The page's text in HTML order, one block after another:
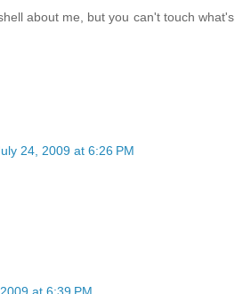
about me, but you can't touch what's
24, 2009 at 6:26 PM